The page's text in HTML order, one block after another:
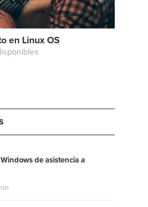
en Linux OS
de asistencia a